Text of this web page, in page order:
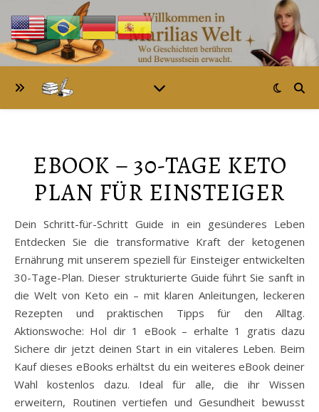
EBOOK – 30-TAGE KETO
PLAN FÜR EINSTEIGER
Dein Schritt-für-Schritt Guide in ein gesünderes Leben
Entdecken Sie die transformative Kraft der ketogenen
Ernährung mit unserem speziell für Einsteiger entwickelten
30-Tage-Plan. Dieser strukturierte Guide führt Sie sanft in
die Welt von Keto ein – mit klaren Anleitungen, leckeren
Rezepten und praktischen Tipps für den Alltag.
Aktionswoche: Hol dir 1 eBook – erhalte 1 gratis dazu
Sichere dir jetzt deinen Start in ein vitaleres Leben. Beim
Kauf dieses eBooks erhältst du ein weiteres eBook deiner
Wahl kostenlos dazu. Ideal für alle, die ihr Wissen
erweitern, Routinen vertiefen und Gesundheit bewusst